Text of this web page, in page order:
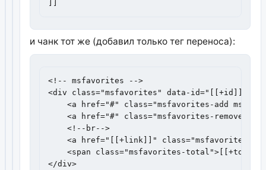
и чанк тот же (добавил только тег переноса):
<!-- msfavorites -->
<div class="msfavorites" data-id="[[+id]]"
<a href="#" class="msfavorites-add
<a href="#" class="msfavorites-remove
    <!--br-->
<a href="[[+link]]" class="msfavorites-
<span class="msfavorites-
</div>